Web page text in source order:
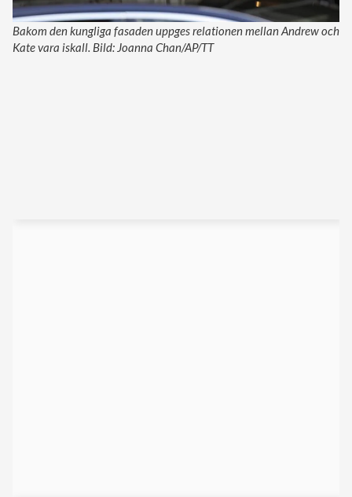
Bakom den kungliga fasaden uppges relationen mellan Andrew och
Kate vara iskall. Bild: Joanna Chan/AP/TT